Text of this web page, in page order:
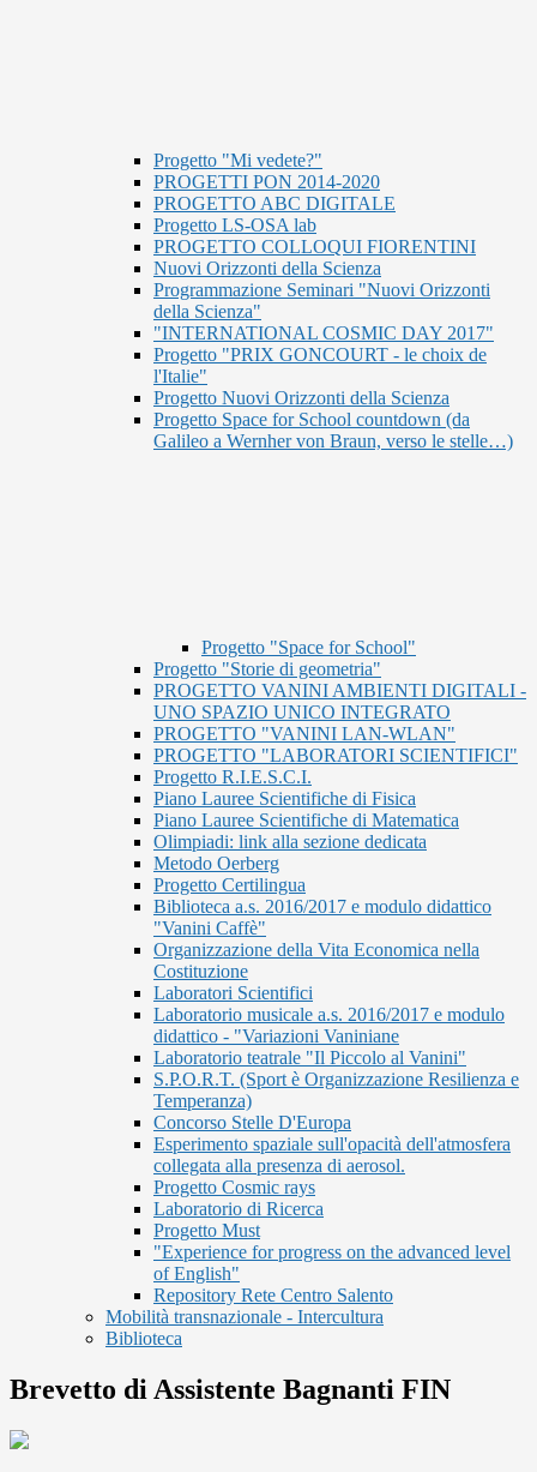
Progetto "Mi vedete?"
PROGETTI PON 2014-2020
PROGETTO ABC DIGITALE
Progetto LS-OSA lab
PROGETTO COLLOQUI FIORENTINI
Nuovi Orizzonti della Scienza
Programmazione Seminari "Nuovi Orizzonti
della Scienza"
"INTERNATIONAL COSMIC DAY 2017"
Progetto "PRIX GONCOURT - le choix de
l'Italie"
Progetto Nuovi Orizzonti della Scienza
Progetto Space for School countdown (da
Galileo a Wernher von Braun, verso le stelle…)
Progetto "Space for School"
Progetto "Storie di geometria"
PROGETTO VANINI AMBIENTI DIGITALI -
UNO SPAZIO UNICO INTEGRATO
PROGETTO "VANINI LAN-WLAN"
PROGETTO "LABORATORI SCIENTIFICI"
Progetto R.I.E.S.C.I.
Piano Lauree Scientifiche di Fisica
Piano Lauree Scientifiche di Matematica
Olimpiadi: link alla sezione dedicata
Metodo Oerberg
Progetto Certilingua
Biblioteca a.s. 2016/2017 e modulo didattico
"Vanini Caffè"
Organizzazione della Vita Economica nella
Costituzione
Laboratori Scientifici
Laboratorio musicale a.s. 2016/2017 e modulo
didattico - "Variazioni Vaniniane
Laboratorio teatrale "Il Piccolo al Vanini"
S.P.O.R.T. (Sport è Organizzazione Resilienza e
Temperanza)
Concorso Stelle D'Europa
Esperimento spaziale sull'opacità dell'atmosfera
collegata alla presenza di aerosol.
Progetto Cosmic rays
Laboratorio di Ricerca
Progetto Must
"Experience for progress on the advanced level
of English"
Repository Rete Centro Salento
Mobilità transnazionale - Intercultura
Biblioteca
Brevetto di Assistente Bagnanti FIN